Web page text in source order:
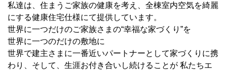
私達は、住まうご家族の健康を考え、全棟室内空気を綺麗
にする健康住宅仕様にて提供しています。
世界に一つだけのご家族さまの“幸福な家づくり”を
世界に一つのだけの敷地に
世界で建主さまに一番近いパートナーとして家づくりに携
わり、そして、生涯お付き合いし続けることが 私たちエ